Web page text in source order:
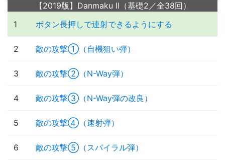
【2019版】Danmaku Ⅱ（基礎2／全38回）
1
ボタン長押しで連射できるようにする
2 敵の攻撃①（自機狙い弾）
3 敵の攻撃②（N-Way弾）
4 敵の攻撃③（N-Way弾の改良）
5 敵の攻撃④（速射弾）
6 敵の攻撃⑤（スパイラル弾）